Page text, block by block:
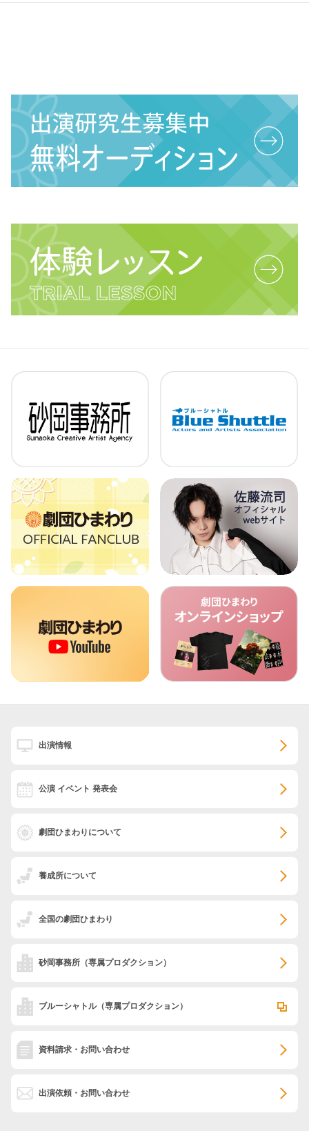
出演情報
公演 イベント 発表会
劇団ひまわりについて
養成所について
全国の劇団ひまわり
砂岡事務所 （専属プロダクション）
ブルーシャトル（専属プロダクション）
資料請求・お問い合わせ
出演依頼・お問い合わせ